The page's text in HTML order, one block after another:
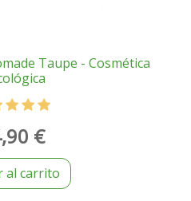
Taupe - Cosmética
€
al carrito